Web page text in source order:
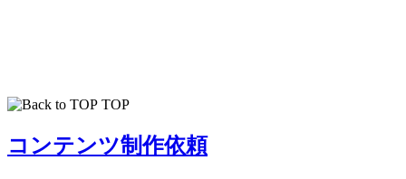
TOP
コンテンツ制作依頼